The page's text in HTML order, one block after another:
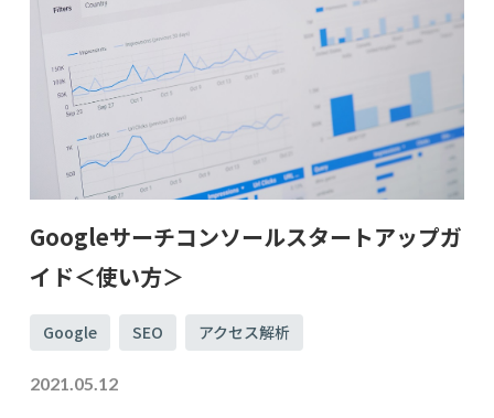
Googleサーチコンソールスタートアップガ
イド＜使い方＞
Google SEO アクセス解析
2021.05.12